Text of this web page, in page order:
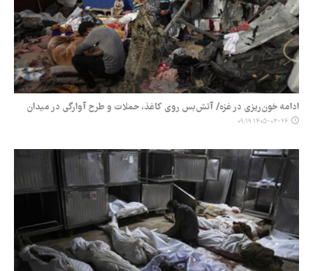
ادامه خون‌ریزی در غزه/ آتش‌بس روی کاغذ، حملات و طرح آوارگی در میدان
۱۴۰۵-۰۳-۲۶ ۰۹:۱۹